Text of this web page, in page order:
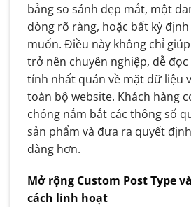
bảng so sánh đẹp mắt, một
dòng rõ ràng, hoặc bất kỳ
muốn. Điều này không chỉ
trở nên chuyên nghiệp, dễ
tính nhất quán về mặt dữ liệu
toàn bộ website. Khách hàng
chóng nắm bắt các thông số
sản phẩm và đưa ra quyết
dàng hơn.
Mở rộng Custom Post Type
cách linh hoạt